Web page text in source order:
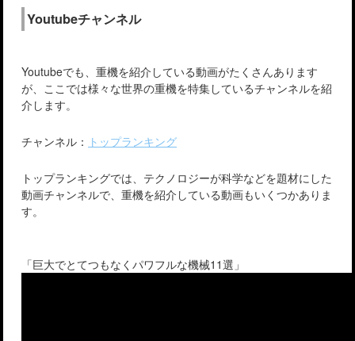
Youtubeチャンネル
Youtubeでも、重機を紹介している動画がたくさんあります
が、ここでは様々な世界の重機を特集しているチャンネルを紹
介します。
チャンネル： トップランキング
トップランキングでは、テクノロジーが科学などを題材にした
動画チャンネルで、重機を紹介している動画もいくつかありま
す。
「巨大でとてつもなくパワフルな機械11選」